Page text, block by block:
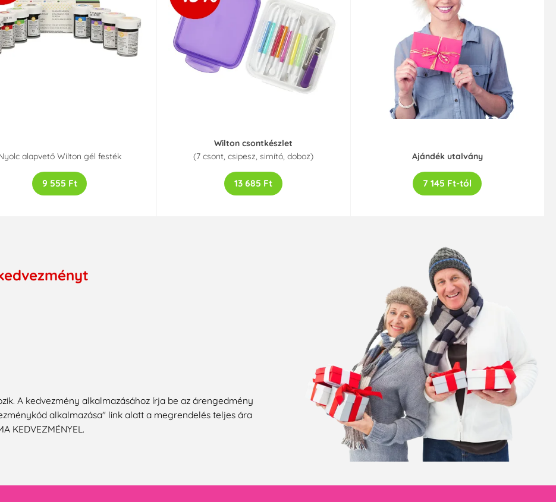
alapvető Wilton gél festék
9 555 Ft
Wilton csontkészlet
(7 csont, csipesz, simító, doboz)
13 685 Ft
Ajándék utalvány
7 145 Ft-tól
A kedvezmény alkalmazásához írja be az árengedmény
alkalmazása" link alatt a megrendelés teljes ára
KEDVEZMÉNYEL.